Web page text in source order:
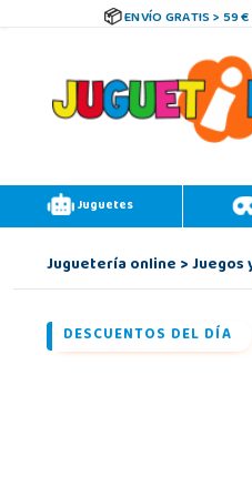
ENVÍO GRATIS > 59 €
Juguetes
Juguetería online>Juegos
DESCUENTOS DEL DÍA